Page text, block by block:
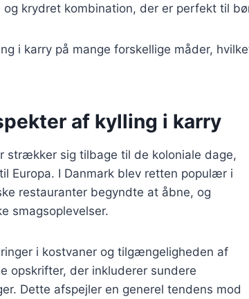
og krydret kombination, der er perfekt til
i karry på mange forskellige måder,
af kylling i karry
strækker sig tilbage til de koloniale dage,
Europa. I Danmark blev retten populær i
restauranter begyndte at åbne, og
smagsoplevelser.
i kostvaner og tilgængeligheden af
opskrifter, der inkluderer sundere
Dette afspejler en generel tendens mod